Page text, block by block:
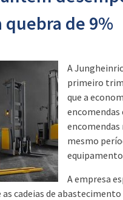
de 9%
A
primeiro
que a
encomendas
encomendas
mesmo
A empresa
cadeias de